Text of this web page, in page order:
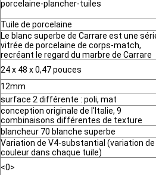
porcelaine-plancher-tuiles
Tuile de porcelaine
Le blanc superbe de Carrare est une
vitrée de porcelaine de corps-match,
recréant le regard du marbre de Carrare
24 x 48 x 0,47 pouces
12mm
surface 2 différente : poli, mat
conception originale de l'Italie, 9
combinaisons différentes de texture
blancheur 70 blanche superbe
Variation de V4-substantial (variation de
couleur dans chaque tuile)
<0>